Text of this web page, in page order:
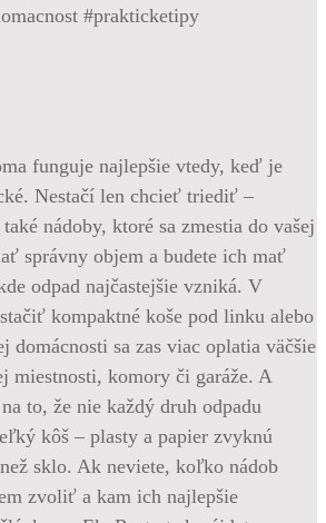
funguje najlepšie vtedy, keď je
Nestačí len chcieť triediť –
nádoby, ktoré sa zmestia do vašej
správny objem a budete ich mať
odpad najčastejšie vzniká. V
kompaktné koše pod linku alebo
domácnosti sa zas viac oplatia väčšie
miestnosti, komory či garáže. A
to, že nie každý druh odpadu
kôš – plasty a papier zvyknú
sklo. Ak neviete, koľko nádob
zvoliť a kam ich najlepšie